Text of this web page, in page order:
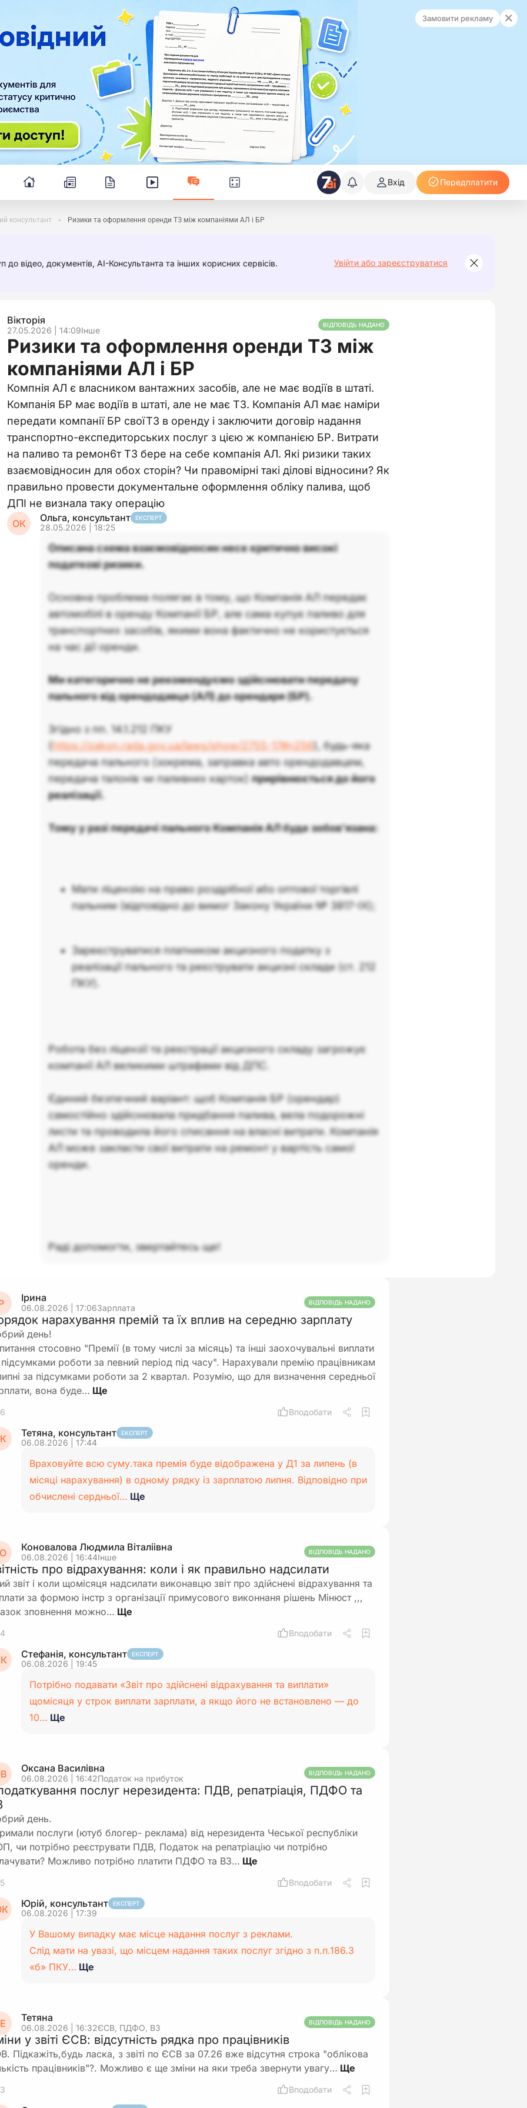
Замовити рекламу
Вхід Передплатити
консультант Ризики та оформлення оренди ТЗ між компаніями АЛ і БР
відео, документів, AI-Консультанта та інших корисних сервісів. Увійти або зареєструватися
Вікторія
27.05.2026 | 14:09Інше
ВІДПОВІДЬ НАДАНО
Ризики та оформлення оренди ТЗ між
компаніями АЛ і БР
Компнія АЛ є власником вантажних засобів, але не має водіїв в штаті.
Компанія БР має водіїв в штаті, але не має ТЗ. Компанія АЛ має наміри
передати компанії БР своїТЗ в оренду і заключити договір надання
транспортно-експедиторських послуг з цією ж компанією БР. Витрати
на паливо та ремон6т ТЗ бере на себе компанія АЛ. Які ризики таких
взаємовідносин для обох сторін? Чи правомірні такі ділові відносини? Як
правильно провести документальне оформлення обліку палива, щоб
ДПІ не визнала таку операцію
ОК Ольга, консультант ЕКСПЕРТ
28.05.2026 | 18:25
Описана схема взаємовідносин несе критично високі
податкові ризики.
Основна проблема полягає в тому, що Компанія АЛ передає
автомобілі в оренду Компанії БР, але сама купує паливо для
транспортних засобів, якими вона фактично не користується
на час дії оренди.
Ми категорично не рекомендуємо здійснювати передачу
пального від орендодавця (АЛ) до орендаря (БР).
Згідно з пп. 14.1.212 ПКУ
(https://zakon.rada.gov.ua/laws/show/2755-17#n256), будь-яка
передача пального (зокрема, заправка авто орендодавцем,
передача талонів чи паливних карток)прирівнюється до його
реалізації.
Тому у разі передачі пального Компанія АЛ буде зобов'язана:
Мати ліцензію на право роздрібної або оптової торгівлі
пальним (відповідно до вимог Закону України № 3817-IX);
Зареєструватися платником акцизного податку з
реалізації пального та реєструвати акцизні склади (ст. 212
ПКУ).
Робота без ліцензії та реєстрації акцизного складу загрожує
компанії АЛ великими штрафами від ДПС.
Єдиний безпечний варіант: щоб Компанія БР (орендар)
самостійно здійснювала придбання палива, вела подорожні
листи та проводила його списання на власні витрати. Компанія
АЛ може закласти свої витрати на ремонт у вартість самої
оренди.
Раді допомогти, звертайтесь ще!
Ірина
06.08.2026 | 17:06Зарплата
ВІДПОВІДЬ НАДАНО
нарахування премій та їх вплив на середню зарплату
день!
стосовно "Премії (в тому числі за місяць) та інші заохочувальні виплати
роботи за певний період під часу". Нарахували премію працівникам
за підсумками роботи за 2 квартал. Розумію, що для визначення середньої
вона буде…
6 Вподобати
Тетяна, консультант ЕКСПЕРТ
06.08.2026 | 17:44
Враховуйте всю суму.така премія буде відображена у Д1 за липень (в
місяці нарахування) в одному рядку із зарплатою липня. Відповідно при
обчислені сердньої… Ще
Коновалова Людмила Віталіівна
06.08.2026 | 16:44Інше
ВІДПОВІДЬ НАДАНО
про відрахування: коли і як правильно надсилати
звіт і коли щомісяця надсилати виконавцю звіт про здійснені відрахування та
за формою інстр з організації примусового виконнаня рішень Мінюст ,,,
зповнення можно…
4 Вподобати
Стефанія, консультант ЕКСПЕРТ
06.08.2026 | 19:45
Потрібно подавати «Звіт про здійснені відрахування та виплати»
щомісяця у строк виплати зарплати, а якщо його не встановлено — до
10… Ще
Оксана Василівна
06.08.2026 | 16:42Податок на прибуток
ВІДПОВІДЬ НАДАНО
послуг нерезидента: ПДВ, репатріація, ПДФО та
день.
послуги (ютуб блогер- реклама) від нерезидента Чеської республіки
чи потрібно реєструвати ПДВ, Податок на репатріацію чи потрібно
Можливо потрібно платити ПДФО та ВЗ…
5 Вподобати
Юрій, консультант ЕКСПЕРТ
06.08.2026 | 17:39
У Вашому випадку має місце надання послуг з реклами.
Слід мати на увазі, що місцем надання таких послуг згідно з п.п.186.3
«б» ПКУ… Ще
Тетяна
06.08.2026 | 16:32ЄСВ, ПДФО, ВЗ
ВІДПОВІДЬ НАДАНО
у звіті ЄСВ: відсутність рядка про працівників
Підкажіть,будь ласка, з звіті по ЄСВ за 07.26 вже відсутня строка "облікова
працівників"?. Можливо є ще зміни на яки треба звернути увагу…
3 Вподобати